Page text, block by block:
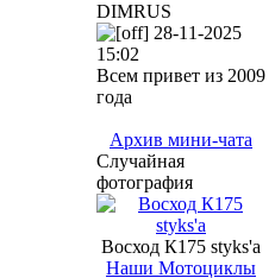
DIMRUS
28-11-2025
15:02
Всем привет из 2009
года
Архив мини-чата
Случайная
фотография
Восход К175 styks'a
Наши Мотоциклы